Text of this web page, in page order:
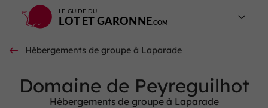
LE GUIDE DU
LOT ET GARONNE
Hébergements de groupe à Laparade
Domaine de Peyreguilhot
Hébergements de groupe à Laparade